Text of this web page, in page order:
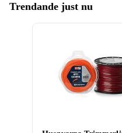
Trendande just nu